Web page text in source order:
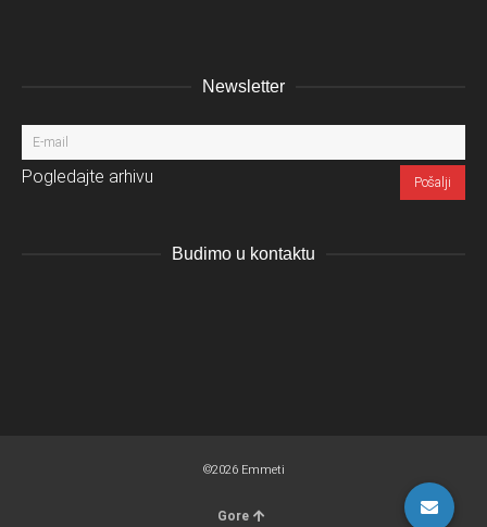
Newsletter
Pogledajte arhivu
Budimo u kontaktu
©2026 Emmeti
Gore